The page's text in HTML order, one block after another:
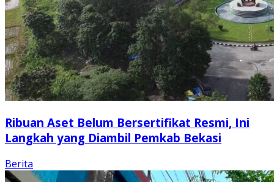
Ribuan Aset Belum Bersertifikat Resmi, Ini
Langkah yang Diambil Pemkab Bekasi
Berita